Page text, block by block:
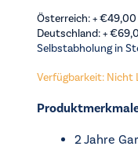
Österreich: +€49,00
Deutschland: +€
Selbstabholung in
Verfügbarkeit: Nicht
2 Jahre